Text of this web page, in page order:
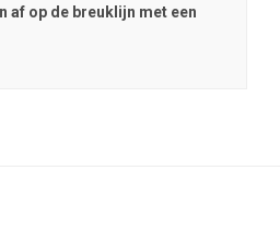
af op de breuklijn met een